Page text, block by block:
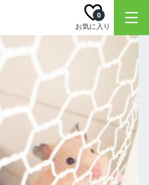
お気に入り
0